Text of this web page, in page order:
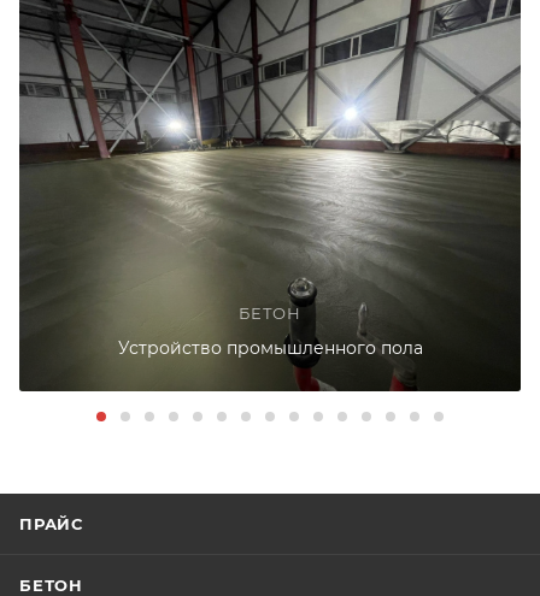
БЕТОН
Устройство промышленного пола
ПРАЙС
БЕТОН